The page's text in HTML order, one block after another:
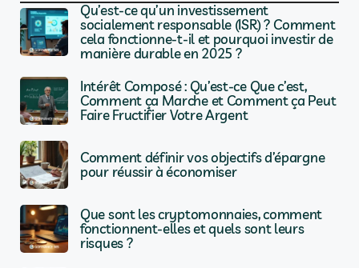
Qu’est-ce qu’un investissement
socialement responsable (ISR) ? Comment
cela fonctionne-t-il et pourquoi investir de
manière durable en 2025 ?
Intérêt Composé : Qu’est-ce Que c’est,
Comment ça Marche et Comment ça Peut
Faire Fructifier Votre Argent
Comment définir vos objectifs d’épargne
pour réussir à économiser
Que sont les cryptomonnaies, comment
fonctionnent-elles et quels sont leurs
risques ?